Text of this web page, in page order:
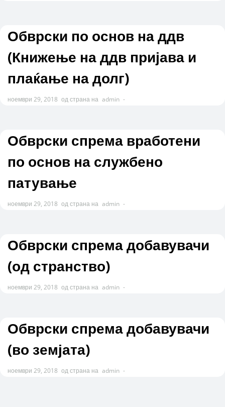
Обврски по основ на ддв
(Книжење на ддв пријава и
плаќање на долг)
ноември 29, 2018 од страна на admin -
Обврски спрема вработени
по основ на службено
патување
ноември 29, 2018 од страна на admin -
Обврски спрема добавувачи
(од странство)
ноември 29, 2018 од страна на admin -
Обврски спрема добавувачи
(во земјата)
ноември 29, 2018 од страна на admin -